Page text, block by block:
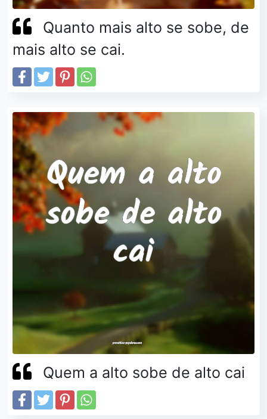
Quanto mais alto se sobe, de
mais alto se cai.
Quem a alto sobe de alto cai